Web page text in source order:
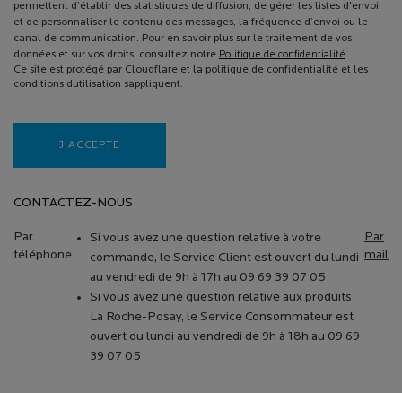
permettent d’établir des statistiques de diffusion, de gérer les listes d'envoi,
et de personnaliser le contenu des messages, la fréquence d’envoi ou le
canal de communication. Pour en savoir plus sur le traitement de vos
données et sur vos droits, consultez notre Politique de confidentialité.
Ce site est protégé par Cloudflare et la politique de confidentialité et les
conditions dutilisation sappliquent.
J’ACCEPTE
CONTACTEZ-NOUS
Par
téléphone
Si vous avez une question relative à votre
commande, le Service Client est ouvert du lundi
au vendredi de 9h à 17h au 09 69 39 07 05
Si vous avez une question relative aux produits
La Roche-Posay, le Service Consommateur est
ouvert du lundi au vendredi de 9h à 18h au 09 69
39 07 05
Par
mail